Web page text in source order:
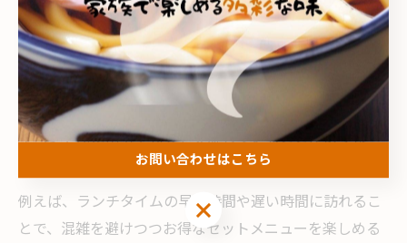
に探せます。
また、公式サイトやSNSでのキャンペーン情報、平日限
定のサービスランチなども見逃せません。特に今治市玉
川町中村では、地元密着型の飲食店が多く、季節ごとや
イベント時に割引や特典を実施していることがありま
例えば、ランチタイムの早い時間や遅い時間に訪れるこ
とで、混雑を避けつつお得なセットメニューを楽しめる
お問い合わせはこちら
お問い合わせはこちら